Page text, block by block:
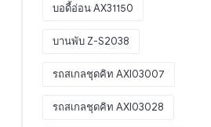
บอดี้อ่อน AX31150
บานพับ Z-S2038
รถสเกลชุดคิท AXI03007
รถสเกลชุดคิท AXI03028